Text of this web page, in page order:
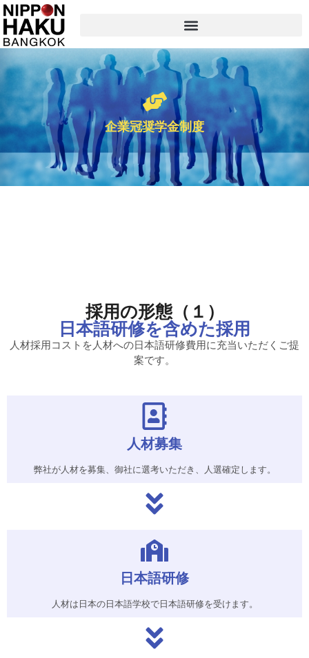
企業冠奨学金制度
採用の形態（１）
日本語研修を含めた採用
人材採用コストを人材への日本語研修費用に充当いただくご提
案です。
人材募集
弊社が人材を募集、御社に選考いただき、人選確定します。
日本語研修
人材は日本の日本語学校で日本語研修を受けます。